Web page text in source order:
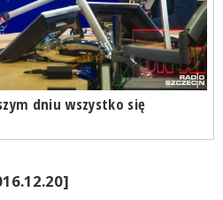
dniu wszystko się